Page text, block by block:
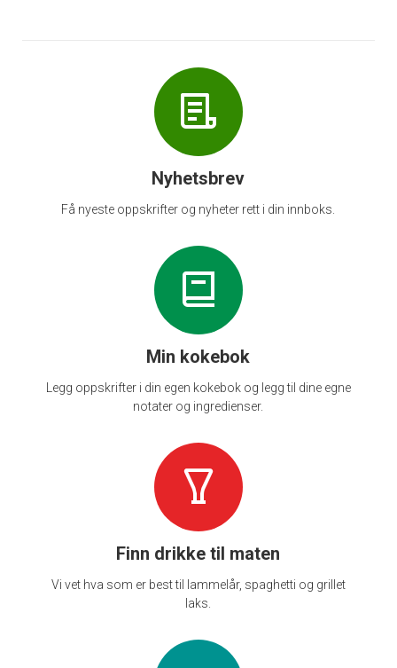
Nyhetsbrev
Få nyeste oppskrifter og nyheter rett i din innboks.
Min kokebok
Legg oppskrifter i din egen kokebok og legg til dine egne
notater og ingredienser.
Finn drikke til maten
Vi vet hva som er best til lammelår, spaghetti og grillet
laks.